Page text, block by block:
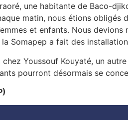
une habitante de Baco-
matin, nous étions
et enfants. Nous
Somapep a fait des
Youssouf Kouyaté, un
pourront désormais se